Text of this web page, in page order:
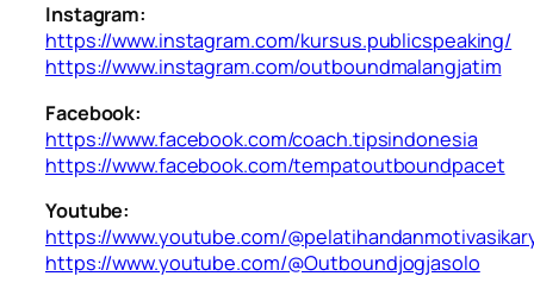
Instagram:
https://www.instagram.com/kursus.publicspeaking/
https://www.instagram.com/outboundmalangjatim
Facebook:
https://www.facebook.com/coach.tipsindonesia
https://www.facebook.com/tempatoutboundpacet
Youtube:
https://www.youtube.com/
https://www.youtube.com/@Outboundjogjasolo